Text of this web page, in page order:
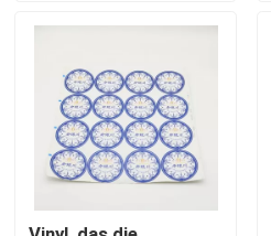
Produkte
Über uns
Fabrik-Ausflug